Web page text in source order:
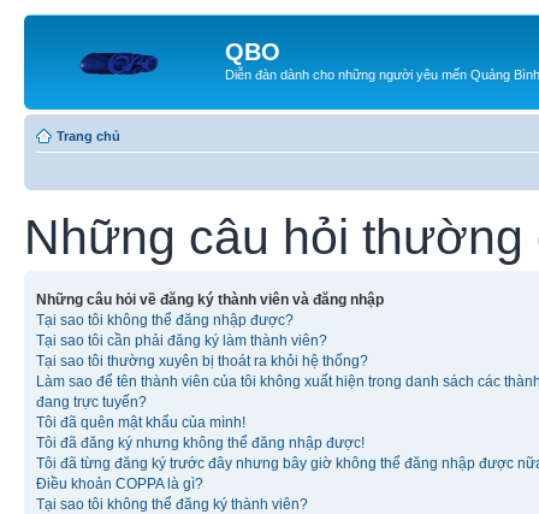
QBO
Diễn đàn dành cho những người yêu mến Quảng Bình
Trang chủ
Những câu hỏi thường
Những câu hỏi về đăng ký thành viên và đăng nhập
Tại sao tôi không thể đăng nhập được?
Tại sao tôi cần phải đăng ký làm thành viên?
Tại sao tôi thường xuyên bị thoát ra khỏi hệ thống?
Làm sao để tên thành viên của tôi không xuất hiện trong danh sách các
đang trực tuyến?
Tôi đã quên mật khẩu của mình!
Tôi đã đăng ký nhưng không thể đăng nhập được!
Tôi đã từng đăng ký trước đây nhưng bây giờ không thể đăng nhập được
Điều khoản COPPA là gì?
Tại sao tôi không thể đăng ký thành viên?